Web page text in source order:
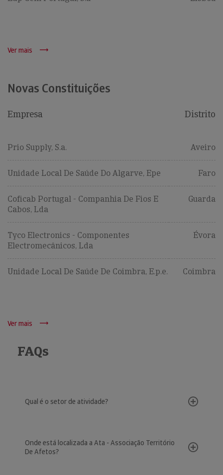
Ver mais
Novas Constituições
Empresa Distrito
Prio Supply, S.a. Aveiro
Unidade Local De Saúde Do Algarve, Epe Faro
Coficab Portugal - Companhia De Fios E
Cabos, Lda
Guarda
Tyco Electronics - Componentes
Electromecânicos, Lda
Évora
Unidade Local De Saúde De Coimbra, E.p.e. Coimbra
Ver mais
FAQs
Qual é o setor de atividade?
Onde está localizada a Ata - Associação Território
De Afetos?